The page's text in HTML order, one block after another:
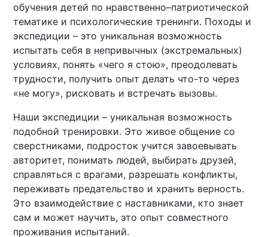
обучения детей по нравственно–патриотической
тематике и психологические тренинги. Походы и
экспедиции – это уникальная возможность
испытать себя в непривычных (экстремальных)
условиях, понять «чего я стою», преодолевать
трудности, получить опыт делать что-то через
«не могу», рисковать и встречать вызовы.
Наши экспедиции – уникальная возможность
подобной тренировки. Это живое общение со
сверстниками, подросток учится завоевывать
авторитет, понимать людей, выбирать друзей,
справляться с врагами, разрешать конфликты,
переживать предательство и хранить верность.
Это взаимодействие с наставниками, кто знает
сам и может научить, это опыт совместного
проживания испытаний.